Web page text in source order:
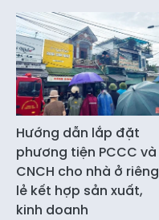
Hướng dẫn lắp đặt
phương tiện PCCC và
CNCH cho nhà ở riêng
lẻ kết hợp sản xuất,
kinh doanh